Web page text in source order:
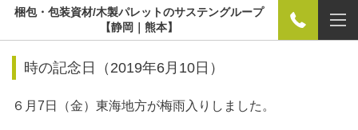
梱包・包装資材/木製パレットのサステングループ
【静岡｜熊本】
時の記念日（2019年6月10日）
６月7日（金） 東海地方が梅雨入りしました。